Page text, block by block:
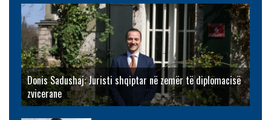
Donis Sadushaj: Juristi shqiptar në zemër të diplomacisë
zvicerane